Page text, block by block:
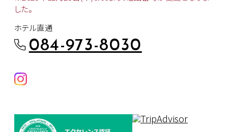
した。
ホテル直通
084-973-8030